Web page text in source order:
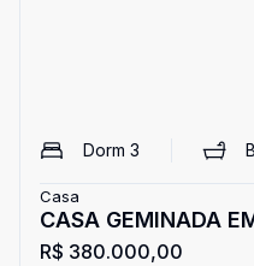
Dorm 3
Casa
CASA GEMINADA
R$ 380.000,00